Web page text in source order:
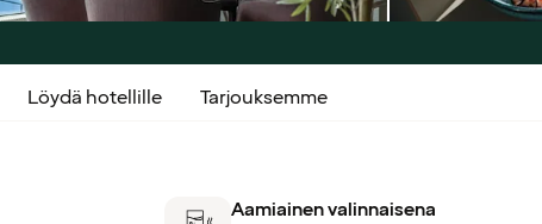
Löydä hotellille Tarjouksemme
Aamiainen valinnaisena